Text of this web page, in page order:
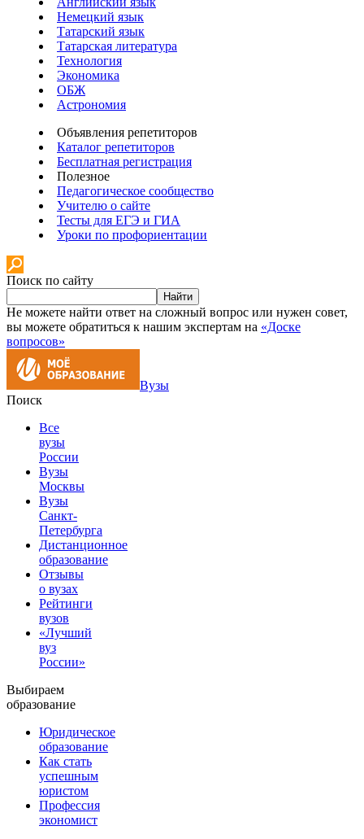
Немецкий язык
Татарский язык
Татарская литература
Технология
Экономика
ОБЖ
Астрономия
Объявления репетиторов
Каталог репетиторов
Бесплатная регистрация
Полезное
Педагогическое сообщество
Учителю о сайте
Тесты для ЕГЭ и ГИА
Уроки по профориентации
Поиск по сайту
Найти
Не можете найти ответ на сложный вопрос или нужен совет,
вы можете обратиться к нашим экспертам на «Доске
вопросов»
Вузы
Поиск
Все
вузы
России
Вузы
Москвы
Вузы
Санкт-
Петербурга
Дистанционное
образование
Отзывы
о вузах
Рейтинги
вузов
«Лучший
вуз
России»
Выбираем
образование
Юридическое
образование
Как стать
успешным
юристом
Профессия
экономист